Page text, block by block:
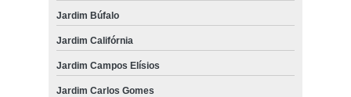
Jardim Búfalo
Jardim Califórnia
Jardim Campos Elísios
Jardim Carlos Gomes